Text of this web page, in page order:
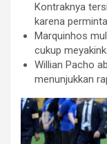
Kontraknya
karena
Marquinhos
cukup
Willian Pacho
menunjukkan